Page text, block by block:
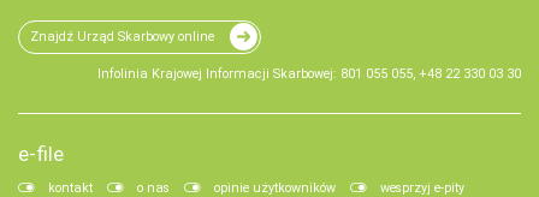
Znajdź Urząd Skarbowy online
Infolinia Krajowej Informacji Skarbowej: 801 055 055, +48 22 330 03 30
e-file
kontakt o nas opinie użytkowników
wesprzyj e-pity